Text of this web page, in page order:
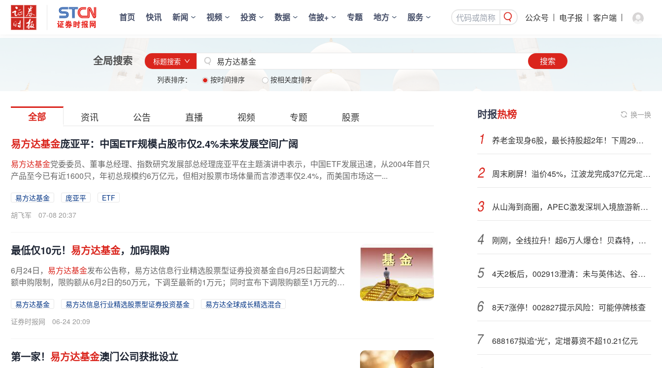
首页 快讯 新闻 视频 投资 数据 信披+ 专题 地方 服务 公众号 电子报 客户端
全局搜索 标题搜索 搜索
列表排序： 按时间排序 按相关度排序
全部 资讯 公告 直播 视频 专题 股票
易方达基金庞亚平：中国ETF规模占股市仅2.4%未来发展空间广阔
易方达基金党委委员、董事总经理、指数研究发展部总经理庞亚平在主题演讲中表示，中国ETF发展迅速，从2004年首只
产品至今已有近1600只，年初总规模约6万亿元，但相对股票市场体量而言渗透率仅2.4%，而美国市场这一...
易方达基金 庞亚平
ETF
胡飞军
07-08 20:37
最低仅10元！ 易方达基金，加码限购
6月24日， 易方达基金发布公告称，易方达信息行业精选股票型证券投资基金自6月25日起调整大
额申购限制，限购额从6月2日的50万元，下调至最新的1万元；同时宣布下调限购额至1万元的还
易方达基金 易方达信息行业精选股票型证券投资基金
易方达全球成长精选混合
证券时报网
06-24 20:09
第一家！ 易方达基金澳门公司获批设立
时报热榜 换一换
养老金现身6股，最长持股超2年！下周29股面临解禁（附股）
周末刷屏！溢价45%，江波龙完成37亿元定增事项
从山海到商圈，APEC激发深圳入境旅游新活力
刚刚，全线拉升！超6万人爆仓！贝森特，突然发声
4天2板后，002913澄清：未与英伟达、谷歌合作，与AMD合作处于送样阶段
8天7涨停！002827提示风险：可能停牌核查
688167拟追“光”，定增募资不超10.21亿元